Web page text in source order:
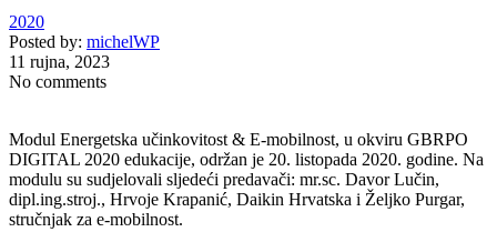
2020
Posted by: michelWP
11 rujna, 2023
No comments
Modul Energetska učinkovitost & E-mobilnost, u okviru GBRPO
DIGITAL 2020 edukacije, održan je 20. listopada 2020. godine. Na
modulu su sudjelovali sljedeći predavači: mr.sc. Davor Lučin,
dipl.ing.stroj., Hrvoje Krapanić, Daikin Hrvatska i Željko Purgar,
stručnjak za e-mobilnost.